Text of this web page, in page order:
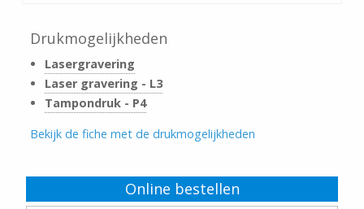
Drukmogelijkheden
Lasergravering
Laser gravering - L3
Tampondruk - P4
Bekijk de fiche met de drukmogelijkheden
Online bestellen